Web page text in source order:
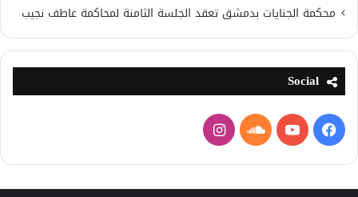
محكمة الجنايات بدمشق تعقد الجلسة الثامنة لمحاكمة عاطف نجيب
Social
فيسبوكيوتيوبساوند
كلاود
انستقرام